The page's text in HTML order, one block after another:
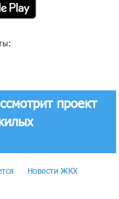
проект
Новости ЖКХ